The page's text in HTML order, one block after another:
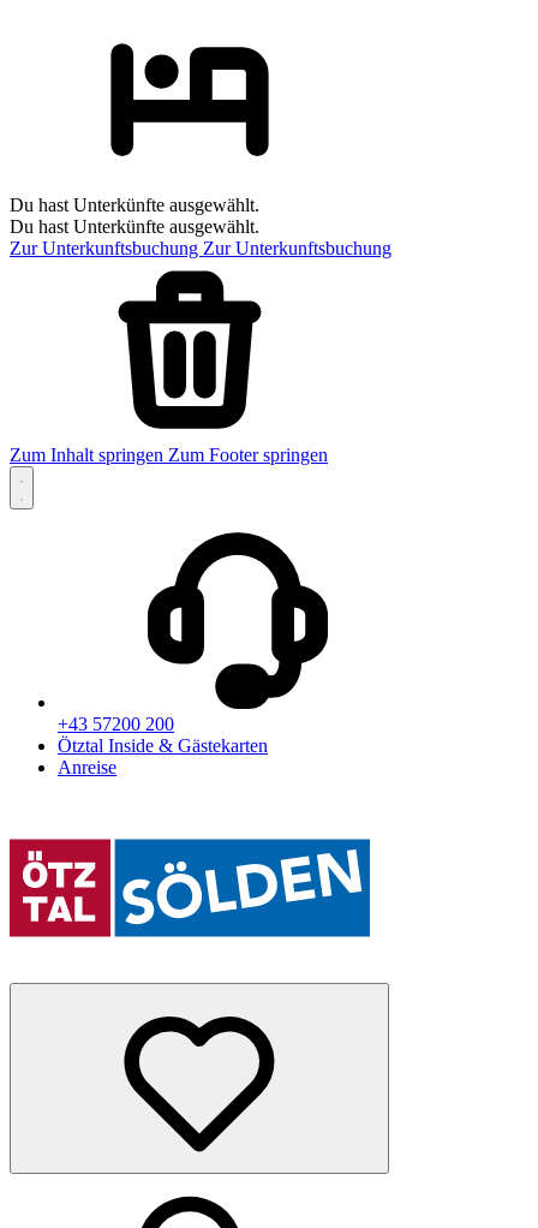
Du hast Unterkünfte ausgewählt.
Du hast Unterkünfte ausgewählt.
Zur Unterkunftsbuchung Zur Unterkunftsbuchung
Zum Inhalt springen Zum Footer springen
+43 57200 200
Ötztal Inside & Gästekarten
Anreise